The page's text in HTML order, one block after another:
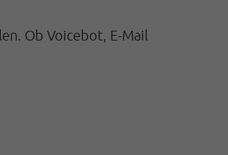
Ob Voicebot, E-Mail